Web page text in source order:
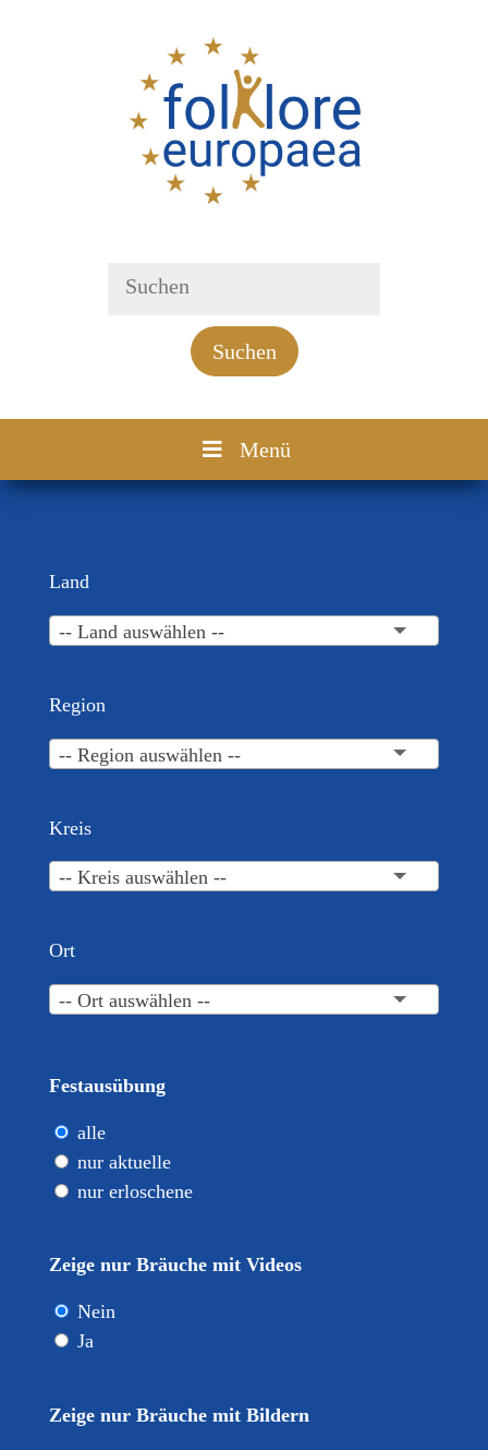
Suchen
Menü
Land
-- Land auswählen --
Region
-- Region auswählen --
Kreis
-- Kreis auswählen --
Ort
-- Ort auswählen --
Festausübung
alle
nur aktuelle
nur erloschene
Zeige nur Bräuche mit Videos
Nein
Ja
Zeige nur Bräuche mit Bildern